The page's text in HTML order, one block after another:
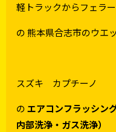
軽トラックからフェラ
の 熊本県合志市のウエ
スズキ カプチーノ
のエアコンフラッシン
内部洗浄・ガス洗浄）